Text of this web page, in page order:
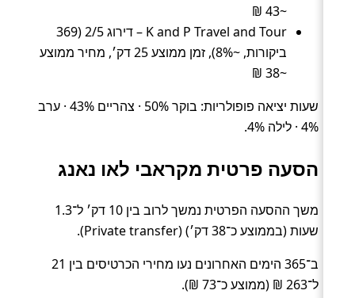
~43 ₪
K and P Travel and Tour – דירוג 2/5 (369
ביקורות, ~8%), זמן ממוצע 25 דק׳, מחיר ממוצע
~38 ₪
שעות יציאה פופולריות: בוקר 50% · צהריים 43% · ערב
4% · לילה 4%.
הסעה פרטית מקראבי לאו נאנג
משך ההסעה הפרטית נמשך לרוב בין 10 דק׳ ל־1.3
שעות (בממוצע כ־38 דק׳) (Private transfer).
ב־365 הימים האחרונים נעו מחירי הכרטיסים בין 21
ל־263 ₪ (ממוצע כ־73 ₪).